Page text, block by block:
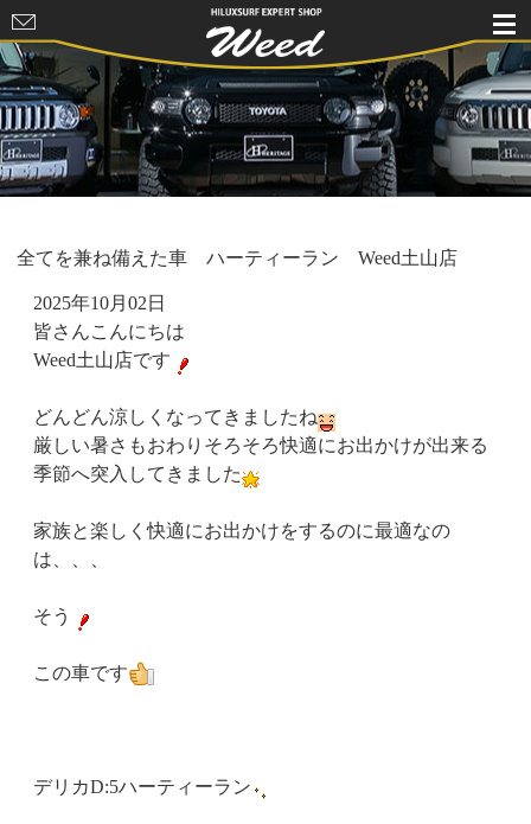
HILUXSURF
EXPERT
SHOP Weed
全てを兼ね備えた車 ハーティーラン Weed土山店
2025年10月02日
皆さんこんにちは
Weed土山店です
どんどん涼しくなってきましたね
厳しい暑さもおわりそろそろ快適にお出かけが出来る
季節へ突入してきました
家族と楽しく快適にお出かけをするのに最適なの
は、、、
そう
この車です
デリカD:5ハーティーラン